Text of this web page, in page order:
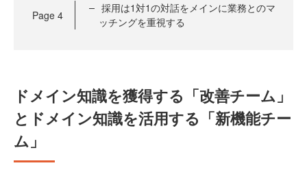
Page 4
採用は1対1の対話をメインに業務とのマ
ッチングを重視する
ドメイン知識を獲得する「改善チーム」
とドメイン知識を活用する「新機能チー
ム」